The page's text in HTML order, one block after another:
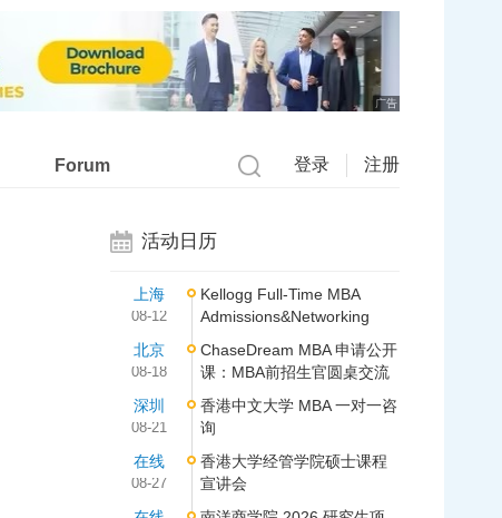
广告
Forum 登录 注册
活动日历
上海
08-12
Kellogg Full-Time MBA
Admissions&Networking
北京
08-18
ChaseDream MBA 申请公开
课：MBA前招生官圆桌交流
深圳
08-21
香港中文大学 MBA 一对一咨
询
在线
08-27
香港大学经管学院硕士课程
宣讲会